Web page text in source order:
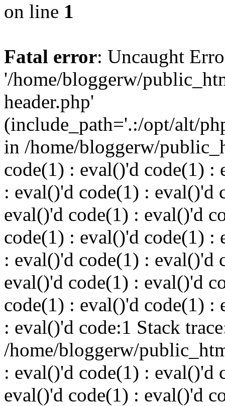
on line 1
Fatal error: Uncaught
'/home/bloggerw/
header.php'
(include_path='.:/opt/alt/
in /home/bloggerw/
code(1) : eval()'d code(1) :
: eval()'d code(1) : eval()'d
eval()'d code(1) : eval()'d
code(1) : eval()'d code(1) :
: eval()'d code(1) : eval()'d
eval()'d code(1) : eval()'d
code(1) : eval()'d code(1) :
: eval()'d code:1 Stack
/home/bloggerw/
: eval()'d code(1) : eval()'d
eval()'d code(1) : eval()'d